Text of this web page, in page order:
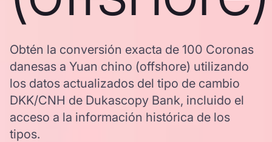
Obtén la conversión exacta de 100 Coronas
danesas a Yuan chino (offshore) utilizando
los datos actualizados del tipo de cambio
DKK/CNH de Dukascopy Bank, incluido el
acceso a la información histórica de los
tipos.